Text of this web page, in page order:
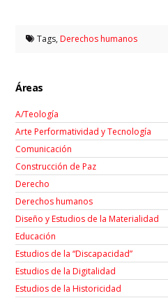
Tags,Derechos humanos
Áreas
A/Teología
Arte Performatividad y Tecnología
Comunicación
Construcción de Paz
Derecho
Derechos humanos
Diseño y Estudios de la Materialidad
Educación
Estudios de la “Discapacidad”
Estudios de la Digitalidad
Estudios de la Historicidad